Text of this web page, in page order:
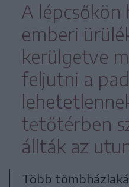
A
emberi
kerülgetve
feljutni a
tetőtérben
állták az
Több